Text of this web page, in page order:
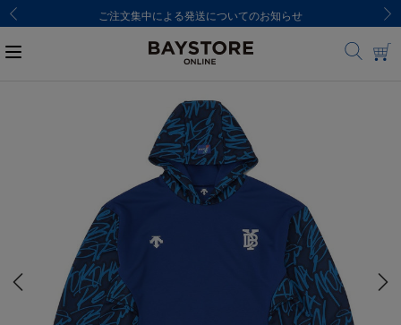
ご注文集中による発送についてのお知らせ